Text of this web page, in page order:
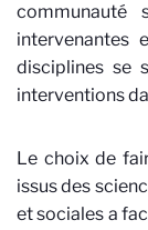
intervenantes
disciplines se
interventions
Le choix de
issus des
et sociales a